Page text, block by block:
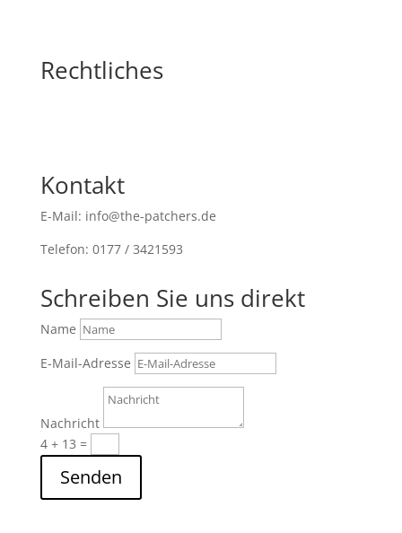
Rechtliches
Kontakt
E-Mail: info@the-patchers.de
Telefon: 0177 / 3421593
Schreiben Sie uns direkt
Name
E-Mail-Adresse
Nachricht
4 + 13 =
Senden